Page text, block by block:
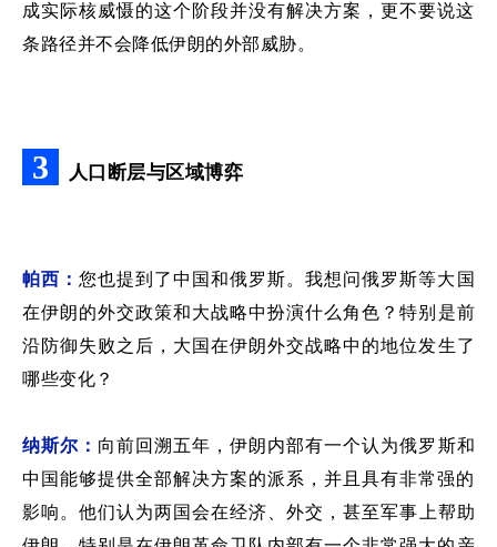
成实际核威慑的这个阶段并没有解决方案，更不要说这
条路径并不会降低伊朗的外部威胁。
3 人口断层与区域博弈
帕西：您也提到了中国和俄罗斯。我想问俄罗斯等大国
在伊朗的外交政策和大战略中扮演什么角色？特别 是前
沿防御失败之后， 大国在伊朗外交战略中的地位发生了
哪些变化？
纳斯尔： 向前回溯五年 ，伊朗内部有一个认为俄罗斯和
中国能够提供全部解决方案的派系，并且具有非常强的
影响 。他们认为两国会在经济 、外交，甚至军事 上帮助